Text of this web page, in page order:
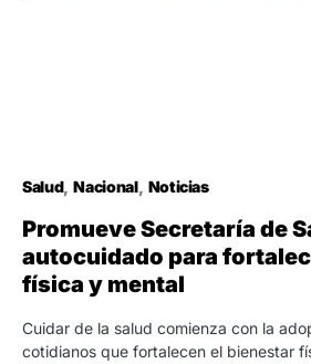
Salud Nacional Noticias
Promueve Secretaría de
autocuidado para
física y mental
Cuidar de la salud comienza con la
cotidianos que fortalecen el bienestar